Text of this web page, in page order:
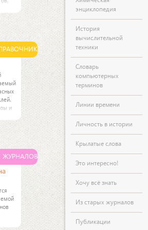
них
и
и
ЖУРНАЛОВ
энциклопедия
История
вычислительной
техники
Словарь
компьютерных
терминов
Линии времени
Личность в истории
Крылатые слова
Это интересно!
Хочу всё знать
Из старых журналов
Публикации